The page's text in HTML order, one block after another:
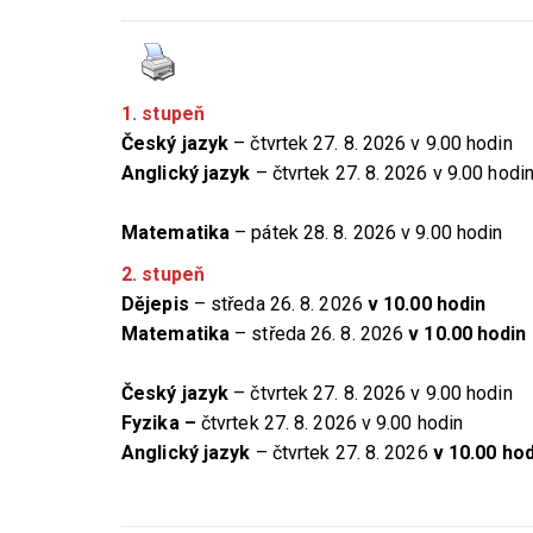
1. stupeň
Český jazyk – čtvrtek 27. 8. 2026 v 9.00 hodin
Anglický jazyk – čtvrtek 27. 8. 2026 v 9.00 hodin
Matematika – pátek 28. 8. 2026 v 9.00 hodin
2. stupeň
Dějepis – středa 26. 8. 2026 v 10.00 hodin
Matematika – středa26. 8. 2026v 10.00 hodin
Český jazyk –čtvrtek 27. 8. 2026 v 9.00 hodin
Fyzika – čtvrtek 27. 8. 2026 v 9.00 hodin
Anglický jazyk – čtvrtek 27. 8. 2026 v 10.00